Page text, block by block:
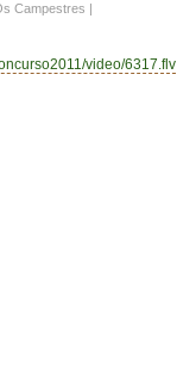
Campestres |
video/6317.flv